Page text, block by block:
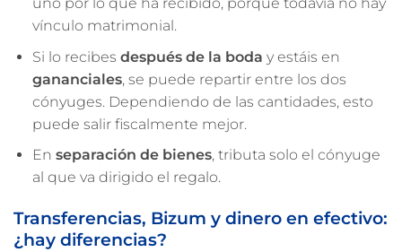
vínculo matrimonial.
Si lo recibes después de la boda y estáis en
gananciales, se puede repartir entre los dos
cónyuges. Dependiendo de las cantidades, esto
puede salir fiscalmente mejor.
En separación de bienes, tributa solo el cónyuge
al que va dirigido el regalo.
Transferencias, Bizum y dinero en efectivo:
¿hay diferencias?